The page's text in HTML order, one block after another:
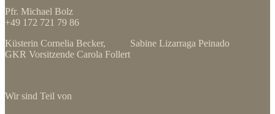
Pfr. Michael Bolz
+49 172 721 79 86
Küsterin Cornelia Becker, Sabine Lizarraga Peinado
GKR Vorsitzende Carola Follert
Wir sind Teil von